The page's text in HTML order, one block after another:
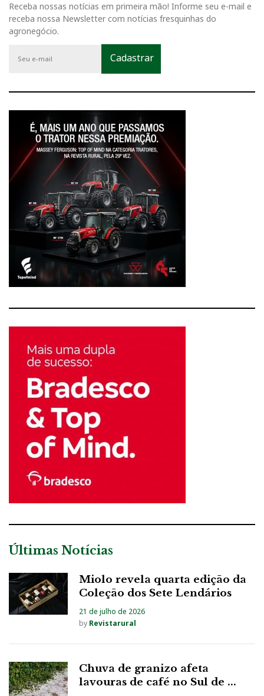
Receba nossas notícias em primeira mão! Informe seu e-mail e
receba nossa Newsletter com notícias fresquinhas do
agronegócio.
Últimas Notícias
Miolo revela quarta edição da
Coleção dos Sete Lendários
21 de julho de 2026
by Revistarural
Chuva de granizo afeta
lavouras de café no Sul de ...